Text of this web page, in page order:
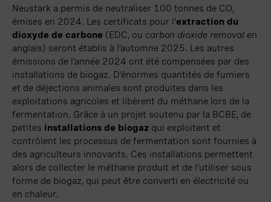
Neustark a permis de neutraliser 100 tonnes de CO2
émises en 2024. Les certificats pour l’extraction du
dioxyde de carbone (EDC, ou carbon dioxide removal en
anglais) seront établis à l’automne 2025. Les autres
émissions de l’année 2024 ont été compensées par des
installations de biogaz. D’énormes quantités de fumiers
et de déjections animales sont produites dans les
exploitations agricoles et libèrent du méthane lors de la
fermentation. Grâce à un projet soutenu par la BCBE, de
petites installations de biogaz qui exploitent et
contrôlent les processus de fermentation sont fournies à
des agriculteurs innovants. Ces installations permettent
alors de collecter le méthane produit et de l’utiliser sous
forme de biogaz, qui peut être converti en électricité ou
en chaleur.